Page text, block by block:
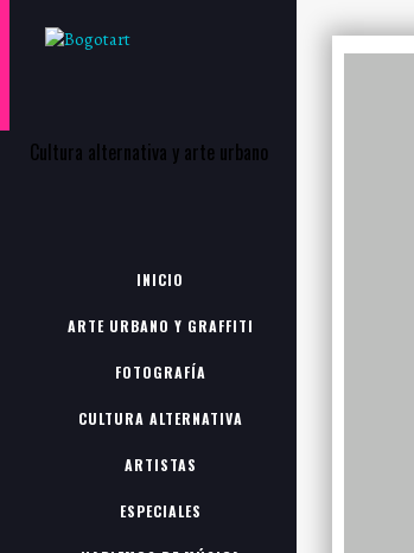
Cultura alternativa y arte urbano
INICIO
ARTE URBANO Y GRAFFITI
FOTOGRAFÍA
CULTURA ALTERNATIVA
ARTISTAS
ESPECIALES